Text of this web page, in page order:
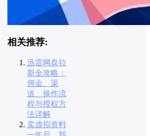
相关推荐:
迅雷网盘拉
新全攻略：
佣金、渠
道、操作流
程与授权方
法详解
卖虚拟资料